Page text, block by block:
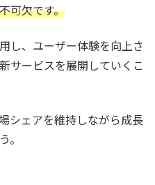
可欠です。
し、ユーザー体験を向上さ
サービスを展開していくこ
シェアを維持しながら成長
。